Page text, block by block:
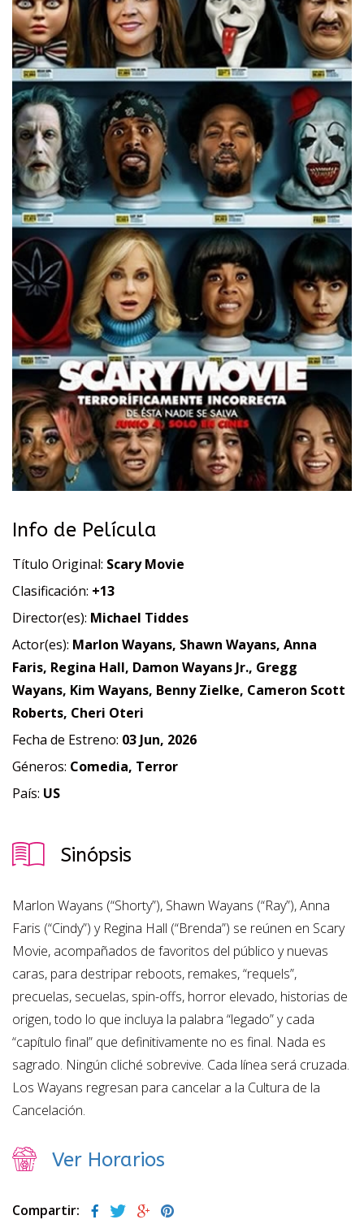
Info de Película
Título Original: Scary Movie
Clasificación: +13
Director(es): Michael Tiddes
Actor(es): Marlon Wayans, Shawn Wayans, Anna
Faris, Regina Hall, Damon Wayans Jr., Gregg
Wayans, Kim Wayans, Benny Zielke, Cameron Scott
Roberts, Cheri Oteri
Fecha de Estreno: 03 Jun, 2026
Géneros: Comedia, Terror
País: US
Sinópsis
Marlon Wayans (“Shorty”), Shawn Wayans (“Ray”), Anna
Faris (“Cindy”) y Regina Hall (“Brenda”) se reúnen en Scary
Movie, acompañados de favoritos del público y nuevas
caras, para destripar reboots, remakes, “requels”,
precuelas, secuelas, spin-offs, horror elevado, historias de
origen, todo lo que incluya la palabra “legado” y cada
“capítulo final” que definitivamente no es final. Nada es
sagrado. Ningún cliché sobrevive. Cada línea será cruzada.
Los Wayans regresan para cancelar a la Cultura de la
Cancelación.
Ver Horarios
Compartir: